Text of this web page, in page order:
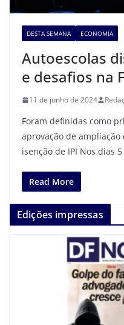
DESTA SEMANA ECONOMIA
Autoescolas
e desafios na
11 de junho de 2024
Foram definidas como
aprovação de
isenção de IPI Nos dias
Read More
Edições impressas